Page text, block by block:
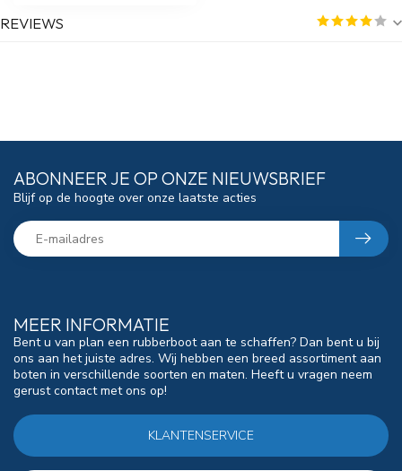
REVIEWS
MEER INFORMATIE
Bent u van plan een rubberboot aan te schaffen? Dan bent u bij
ons aan het juiste adres. Wij hebben een breed assortiment aan
boten in verschillende soorten en maten. Heeft u vragen neem
gerust contact met ons op!
KLANTENSERVICE
ABONNEER JE OP ONZE NIEUWSBRIEF
Blijf op de hoogte over onze laatste acties